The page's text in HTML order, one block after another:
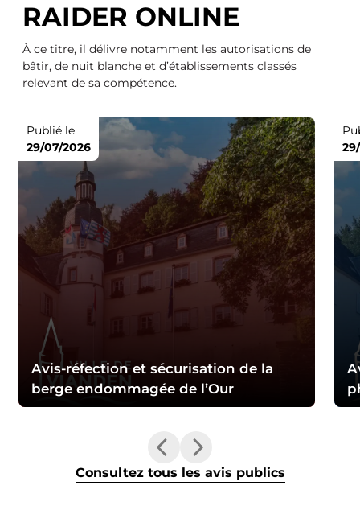
RAIDER ONLINE
À ce titre, il délivre notamment les autorisations de
bâtir, de nuit blanche et d’établissements classés
relevant de sa compétence.
Publié le
29/07/2026
Avis-réfection et sécurisation de la
berge endommagée de l’Our
Consultez tous les avis publics